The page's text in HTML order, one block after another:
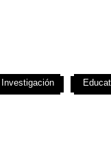
Investigación